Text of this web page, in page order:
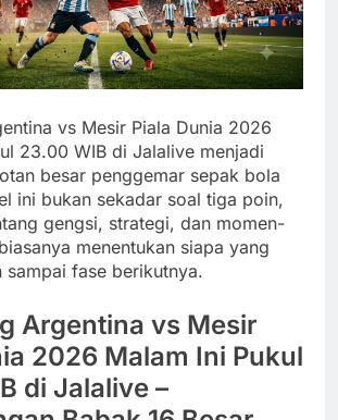
vs Mesir Piala Dunia 2026
23.00 WIB di Jalalive menjadi
besar penggemar sepak bola
ini bukan sekadar soal tiga poin,
gengsi, strategi, dan momen-
menentukan siapa yang
sampai fase berikutnya.
Argentina vs Mesir
2026 Malam Ini Pukul
di Jalalive –